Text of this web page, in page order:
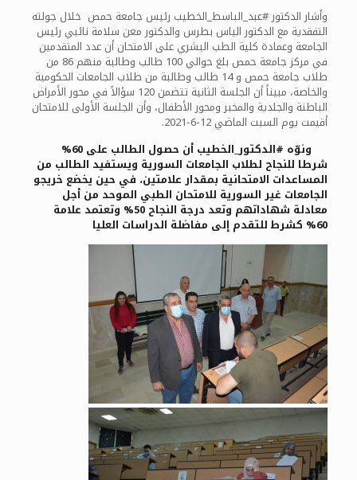
وأشار الدكتور #عبد_الباسط_الخطيب رئيس جامعة حمص خلال جولته
التفقدية مع الدكتور الياس بطرس والدكتور معن سلامة نائبي رئيس
الجامعة وعمادة كلية الطب البشري على الامتحان أن عدد المتقدمين
في مركز جامعة حمص بلغ حوالي 100 طالب وطالبة منهم 86 من
طلاب جامعة حمص و 14 طالب وطالبة من طلاب الجامعات الحكومية
والخاصة، مبيناً أن الجلسة الثانية تتضمن 120 سؤالاً في محور الأمراض
الباطنة والجلدية والمخبر ومحور الأطفال، وأن الجلسة الأولى للامتحان
أقيمت يوم السبت الماضي 12-6-2021.
ونوّه #الدكتور_الخطيب أن حصول الطالب على 60%
شرطا للنجاح لطلاب الجامعات السورية ويستفيد الطالب من
المساعدات الامتحانية بمقدار علامتين، في حين يخضع خريجو
الجامعات غير السورية للامتحان الطبي الموحد من أجل
معادلة شهاداتهم وتعد درجة النجاح 50% وتعتمد علامة
60% كشرط للتقدم إلى مفاضلة الدراسات العليا